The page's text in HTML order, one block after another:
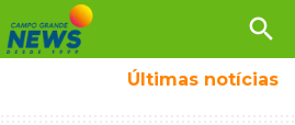
search
Últimas notícias